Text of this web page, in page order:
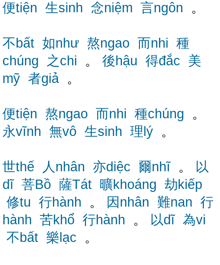
便tiện 生sinh 念niệm 言ngôn 。
不bất 如như 熬ngao 而nhi 種
chúng
之chi 。 後hậu 得đắc 美
mỹ 者giả 。
便tiện 熬ngao 而nhi 種chúng 。
永vĩnh 無vô 生sinh 理lý 。
世thế 人nhân 亦diệc 爾nhĩ。 以
dĩ 菩Bồ 薩Tát 曠khoáng 劫kiếp
修tu 行hành 。 因nhân 難nan 行
hành 苦khổ 行hành 。 以dĩ 為vi
不bất 樂lạc 。